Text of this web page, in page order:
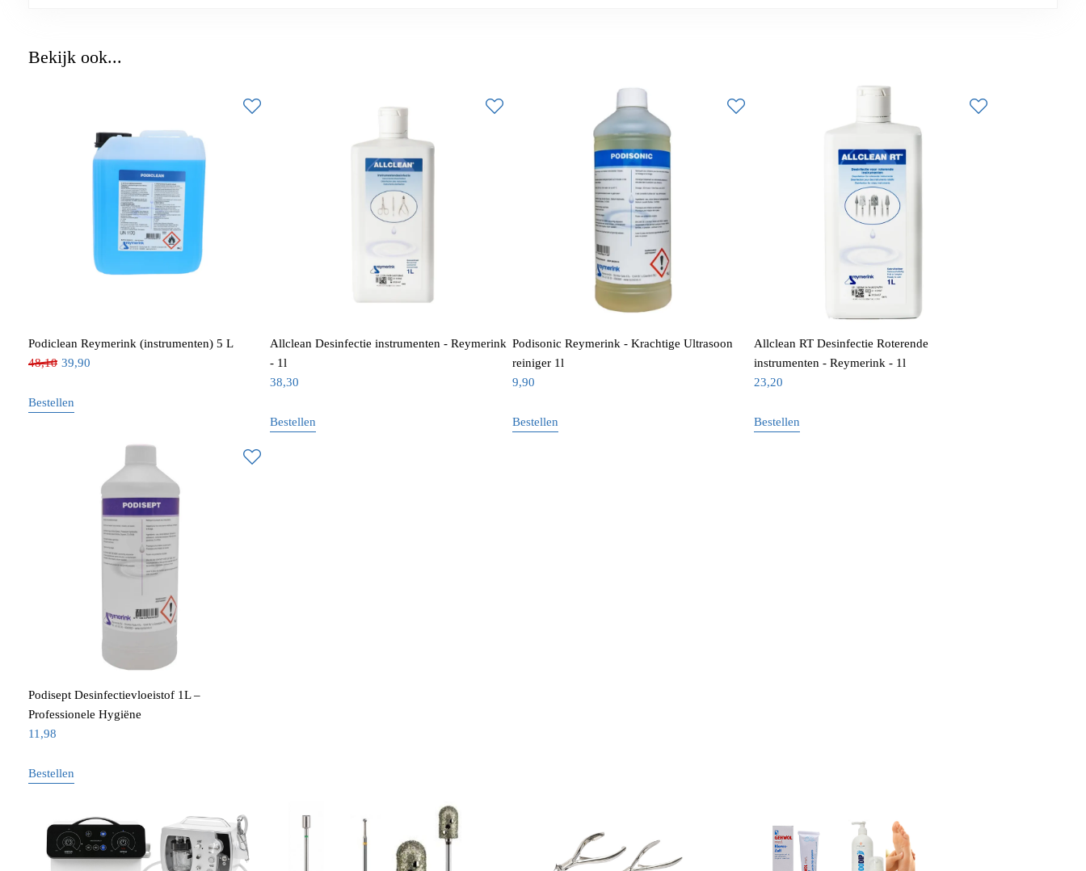
Bekijk ook...
Podiclean Reymerink (instrumenten) 5 L
48,10 39,90
Bestellen
Allclean Desinfectie instrumenten - Reymerink
- 1l
38,30
Bestellen
Podisonic Reymerink - Krachtige Ultrasoon
reiniger 1l
9,90
Bestellen
Allclean RT Desinfectie Roterende
instrumenten - Reymerink - 1l
23,20
Bestellen
Podisept Desinfectievloeistof 1L –
Professionele Hygiëne
11,98
Bestellen